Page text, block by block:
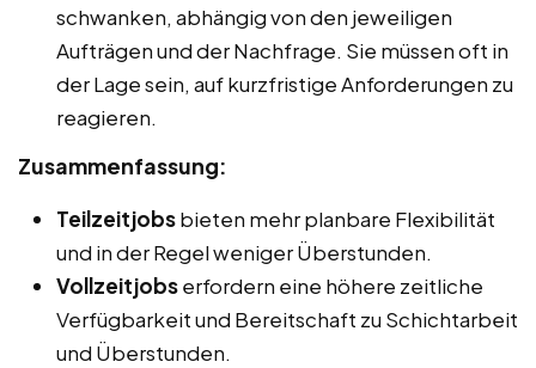
schwanken, abhängig von den jeweiligen
Aufträgen und der Nachfrage. Sie müssen oft in
der Lage sein, auf kurzfristige Anforderungen zu
reagieren.
Zusammenfassung:
Teilzeitjobsbieten mehr planbare Flexibilität
und in der Regel weniger Überstunden.
Vollzeitjobserfordern eine höhere zeitliche
Verfügbarkeit und Bereitschaft zu Schichtarbeit
und Überstunden.